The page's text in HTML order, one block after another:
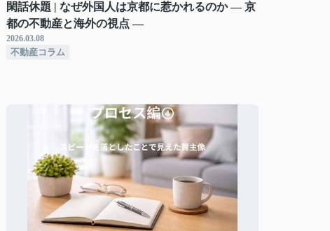
閑話休題 | なぜ外国人は京都に惹かれるのか ― 京
都の不動産と海外の視点 ―
2026.03.08
不動産コラム